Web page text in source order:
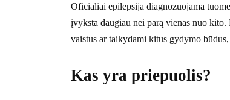
Oficialiai epilepsija diagnozuojama
įvyksta daugiau nei parą vienas nuo
vaistus ar taikydami kitus gydymo
Kas yra priepuolis?